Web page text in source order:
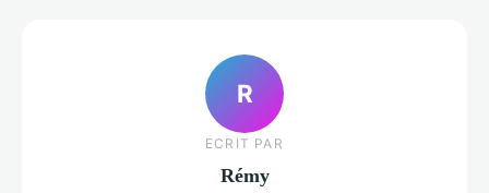
R
ECRIT PAR
Rémy